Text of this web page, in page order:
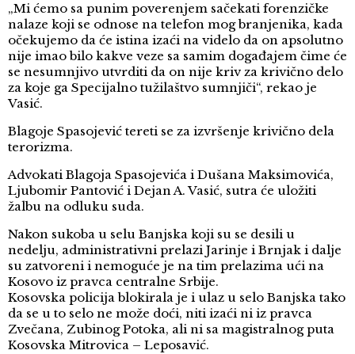
„Mi ćemo sa punim poverenjem sačekati forenzičke
nalaze koji se odnose na telefon mog branjenika, kada
očekujemo da će istina izaći na videlo da on apsolutno
nije imao bilo kakve veze sa samim događajem čime će
se nesumnjivo utvrditi da on nije kriv za krivično delo
za koje ga Specijalno tužilaštvo sumnjiči“, rekao je
Vasić.
Blagoje Spasojević tereti se za izvršenje krivično dela
terorizma.
Advokati Blagoja Spasojevića i Dušana Maksimovića,
Ljubomir Pantović i Dejan A. Vasić, sutra će uložiti
žalbu na odluku suda.
Nakon sukoba u selu Banjska koji su se desili u
nedelju, administrativni prelazi Jarinje i Brnjak i dalje
su zatvoreni i nemoguće je na tim prelazima ući na
Kosovo iz pravca centralne Srbije.
Kosovska policija blokirala je i ulaz u selo Banjska tako
da se u to selo ne može doći, niti izaći ni iz pravca
Zvečana, Zubinog Potoka, ali ni sa magistralnog puta
Kosovska Mitrovica – Leposavić.